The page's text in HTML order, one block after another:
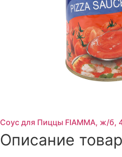
Соус для Пиццы FIAMMA, ж/б,
Описание